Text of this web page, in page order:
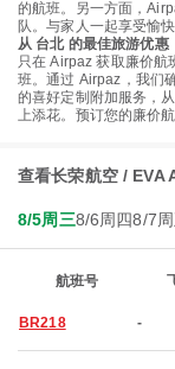
的航班。另一方面，
队。与家人一起享受愉
从 台北 的最佳旅游优惠
只在 Airpaz 获取廉价航
班。通过 Airpaz，我们
的喜好定制附加服务，
上添花。预订您的廉价
查看长荣航空 / EVA
8/5周三8/6周四8/7
航班号
BR218 -